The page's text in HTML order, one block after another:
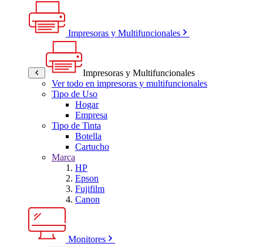
Impresoras y Multifuncionales
Impresoras y Multifuncionales
Ver todo en impresoras y multifuncionales
Tipo de Uso
Hogar
Empresa
Tipo de Tinta
Botella
Cartucho
Marca
HP
Epson
Fujifilm
Canon
Monitores